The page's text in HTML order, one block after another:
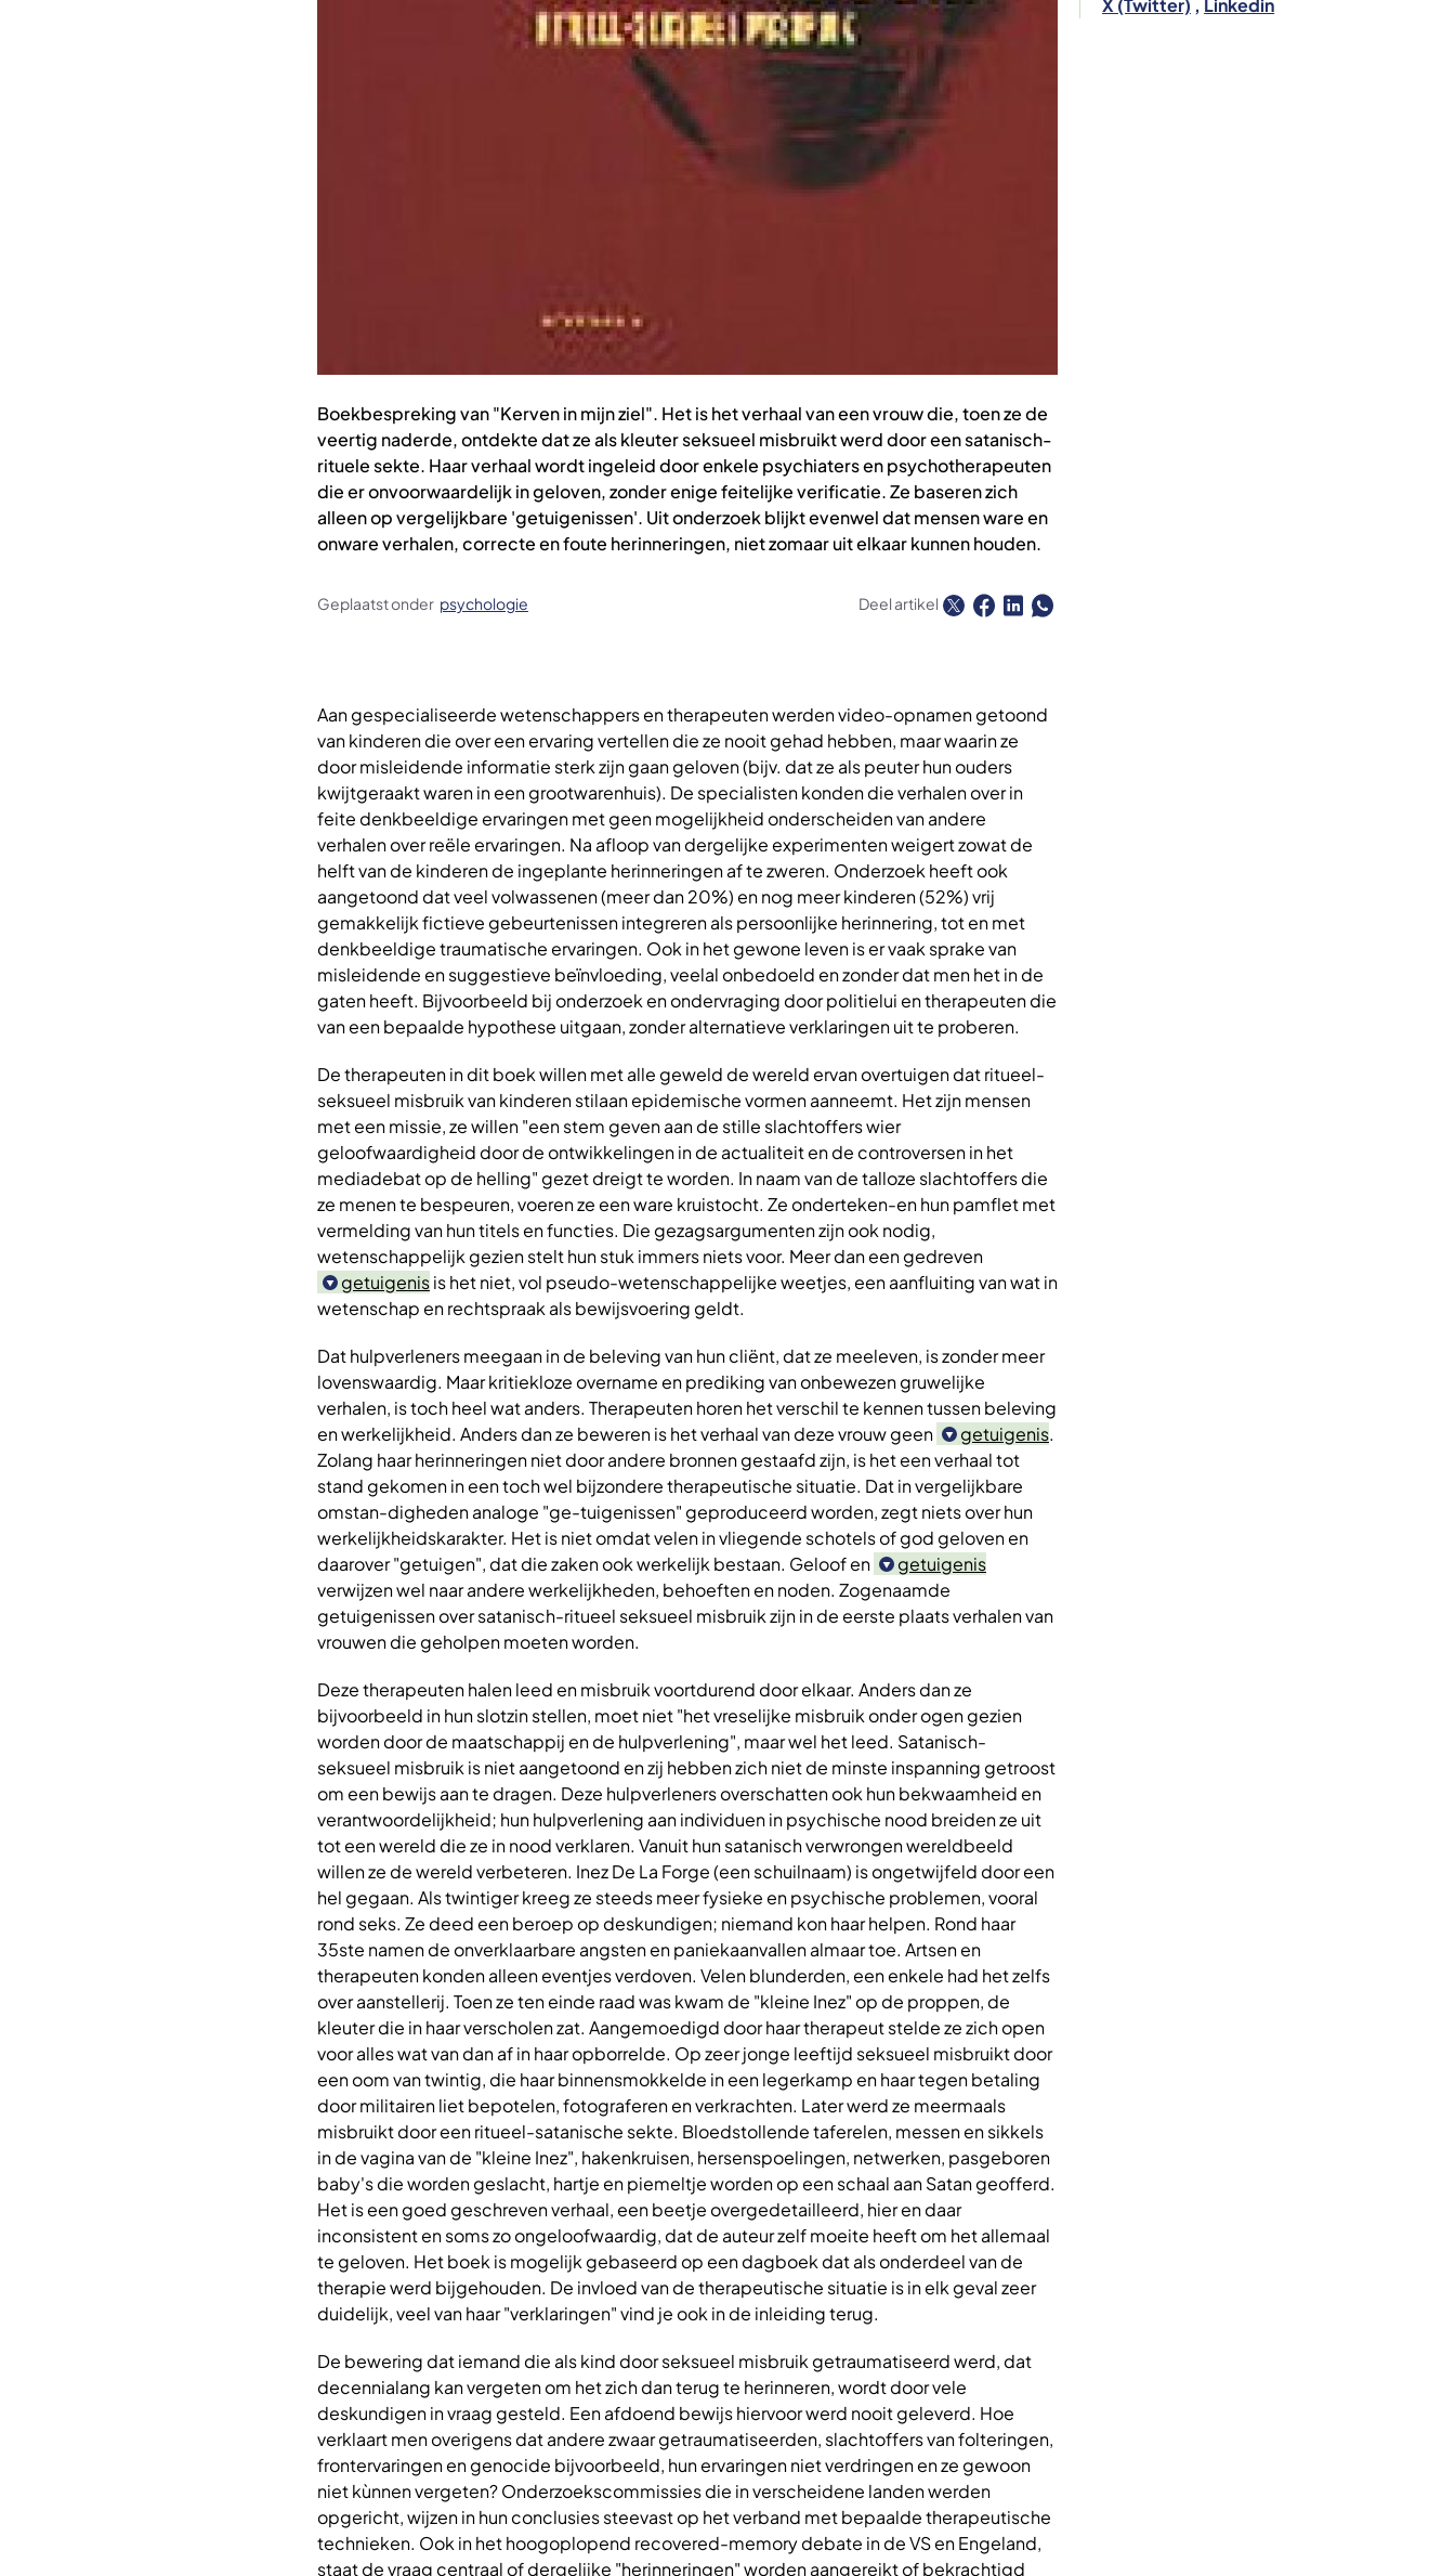
Boekbespreking van "Kerven in mijn ziel". Het is het verhaal van een vrouw die, toen ze de
veertig naderde, ontdekte dat ze als kleuter seksueel misbruikt werd door een satanisch-
rituele sekte. Haar verhaal wordt ingeleid door enkele psychiaters en psychotherapeuten
die er onvoorwaardelijk in geloven, zonder enige feitelijke verificatie. Ze baseren zich
alleen op vergelijkbare 'getuigenissen'. Uit onderzoek blijkt evenwel dat mensen ware en
onware verhalen, correcte en foute herinneringen, niet zomaar uit elkaar kunnen houden.
Geplaatst onder psychologie Deel artikel
Aan gespecialiseerde wetenschappers en therapeuten werden video-opnamen getoond
van kinderen die over een ervaring vertellen die ze nooit gehad hebben, maar waarin ze
door misleidende informatie sterk zijn gaan geloven (bijv. dat ze als peuter hun ouders
kwijtgeraakt waren in een grootwarenhuis). De specialisten konden die verhalen over in
feite denkbeeldige ervaringen met geen mogelijkheid onderscheiden van andere
verhalen over reële ervaringen. Na afloop van dergelijke experimenten weigert zowat de
helft van de kinderen de ingeplante herinneringen af te zweren. Onderzoek heeft ook
aangetoond dat veel volwassenen (meer dan 20%) en nog meer kinderen (52%) vrij
gemakkelijk fictieve gebeurtenissen integreren als persoonlijke herinnering, tot en met
denkbeeldige traumatische ervaringen. Ook in het gewone leven is er vaak sprake van
misleidende en suggestieve beïnvloeding, veelal onbedoeld en zonder dat men het in de
gaten heeft. Bijvoorbeeld bij onderzoek en ondervraging door politielui en therapeuten die
van een bepaalde hypothese uitgaan, zonder alternatieve verklaringen uit te proberen.
De therapeuten in dit boek willen met alle geweld de wereld ervan overtuigen dat ritueel-
seksueel misbruik van kinderen stilaan epidemische vormen aanneemt. Het zijn mensen
met een missie, ze willen "een stem geven aan de stille slachtoffers wier
geloofwaardigheid door de ontwikkelingen in de actualiteit en de controversen in het
mediadebat op de helling" gezet dreigt te worden. In naam van de talloze slachtoffers die
ze menen te bespeuren, voeren ze een ware kruistocht. Ze onderteken-en hun pamflet met
vermelding van hun titels en functies. Die gezagsargumenten zijn ook nodig,
wetenschappelijk gezien stelt hun stuk immers niets voor. Meer dan een gedreven
getuigenisis het niet, vol pseudo-wetenschappelijke weetjes, een aanfluiting van wat in
wetenschap en rechtspraak als bewijsvoering geldt.
Dat hulpverleners meegaan in de beleving van hun cliënt, dat ze meeleven, is zonder meer
lovenswaardig. Maar kritiekloze overname en prediking van onbewezen gruwelijke
verhalen, is toch heel wat anders. Therapeuten horen het verschil te kennen tussen beleving
en werkelijkheid. Anders dan ze beweren is het verhaal van deze vrouw geen
getuigenis.
Zolang haar herinneringen niet door andere bronnen gestaafd zijn, is het een verhaal tot
stand gekomen in een toch wel bijzondere therapeutische situatie. Dat in vergelijkbare
omstan-digheden analoge "ge-tuigenissen" geproduceerd worden, zegt niets over hun
werkelijkheidskarakter. Het is niet omdat velen in vliegende schotels of god geloven en
daarover "getuigen", dat die zaken ook werkelijk bestaan. Geloof en
getuigenis
verwijzen wel naar andere werkelijkheden, behoeften en noden. Zogenaamde
getuigenissen over satanisch-ritueel seksueel misbruik zijn in de eerste plaats verhalen van
vrouwen die geholpen moeten worden.
Deze therapeuten halen leed en misbruik voortdurend door elkaar. Anders dan ze
bijvoorbeeld in hun slotzin stellen, moet niet "het vreselijke misbruik onder ogen gezien
worden door de maatschappij en de hulpverlening", maar wel het leed. Satanisch-
seksueel misbruik is niet aangetoond en zij hebben zich niet de minste inspanning getroost
om een bewijs aan te dragen. Deze hulpverleners overschatten ook hun bekwaamheid en
verantwoordelijkheid; hun hulpverlening aan individuen in psychische nood breiden ze uit
tot een wereld die ze in nood verklaren. Vanuit hun satanisch verwrongen wereldbeeld
willen ze de wereld verbeteren. Inez De La Forge (een schuilnaam) is ongetwijfeld door een
hel gegaan. Als twintiger kreeg ze steeds meer fysieke en psychische problemen, vooral
rond seks. Ze deed een beroep op deskundigen; niemand kon haar helpen. Rond haar
35ste namen de onverklaarbare angsten en paniekaanvallen almaar toe. Artsen en
therapeuten konden alleen eventjes verdoven. Velen blunderden, een enkele had het zelfs
over aanstellerij. Toen ze ten einde raad was kwam de "kleine Inez" op de proppen, de
kleuter die in haar verscholen zat. Aangemoedigd door haar therapeut stelde ze zich open
voor alles wat van dan af in haar opborrelde. Op zeer jonge leeftijd seksueel misbruikt door
een oom van twintig, die haar binnensmokkelde in een legerkamp en haar tegen betaling
door militairen liet bepotelen, fotograferen en verkrachten. Later werd ze meermaals
misbruikt door een ritueel-satanische sekte. Bloedstollende taferelen, messen en sikkels
in de vagina van de "kleine Inez", hakenkruisen, hersenspoelingen, netwerken, pasgeboren
baby's die worden geslacht, hartje en piemeltje worden op een schaal aan Satan geofferd.
Het is een goed geschreven verhaal, een beetje overgedetailleerd, hier en daar
inconsistent en soms zo ongeloofwaardig, dat de auteur zelf moeite heeft om het allemaal
te geloven. Het boek is mogelijk gebaseerd op een dagboek dat als onderdeel van de
therapie werd bijgehouden. De invloed van de therapeutische situatie is in elk geval zeer
duidelijk, veel van haar "verklaringen" vind je ook in de inleiding terug.
De bewering dat iemand die als kind door seksueel misbruik getraumatiseerd werd, dat
decennialang kan vergeten om het zich dan terug te herinneren, wordt door vele
deskundigen in vraag gesteld. Een afdoend bewijs hiervoor werd nooit geleverd. Hoe
verklaart men overigens dat andere zwaar getraumatiseerden, slachtoffers van folteringen,
frontervaringen en genocide bijvoorbeeld, hun ervaringen niet verdringen en ze gewoon
niet kùnnen vergeten? Onderzoekscommissies die in verscheidene landen werden
opgericht, wijzen in hun conclusies steevast op het verband met bepaalde therapeutische
technieken. Ook in het hoogoplopend recovered-memory debate in de VS en Engeland,
staat de vraag centraal of dergelijke "herinneringen" worden aangereikt of bekrachtigd
X (Twitter)
Linkedin